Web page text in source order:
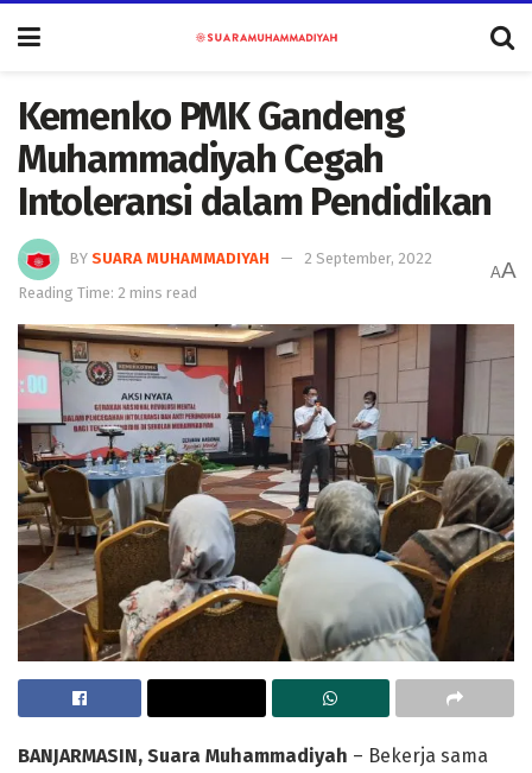
Kemenko PMK Gandeng
Muhammadiyah Cegah
Intoleransi dalam Pendidikan
BY SUARA MUHAMMADIYAH
2 September, 2022
Reading Time: 2 mins read
AA
BANJARMASIN, Suara Muhammadiyah – Bekerja sama